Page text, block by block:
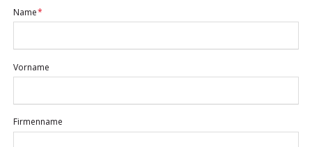
Pflichtfeld
Name*
Vorname
Firmenname